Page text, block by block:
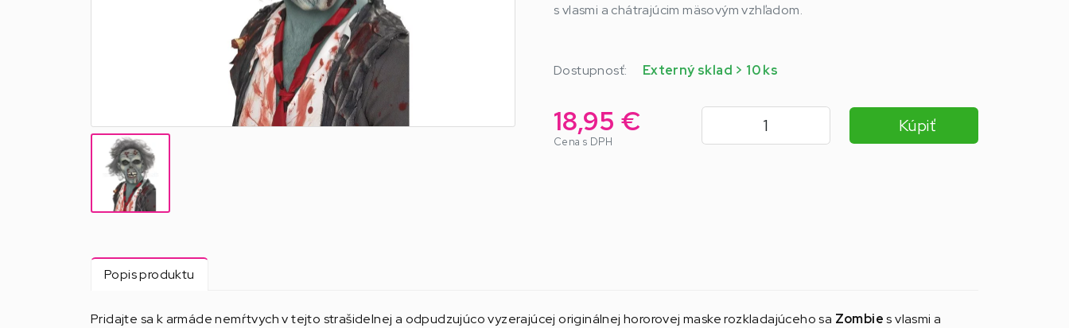
s vlasmi a chátrajúcim mäsovým vzhľadom.
Dostupnosť: Externý sklad > 10 ks
18,95 €
Cena s DPH
Kúpiť
Popis produktu
Pridajte sa k armáde nemŕtvych v tejto strašidelnej a odpudzujúco vyzerajúcej originálnej hororovej maske rozkladajúceho sa Zombies vlasmi a